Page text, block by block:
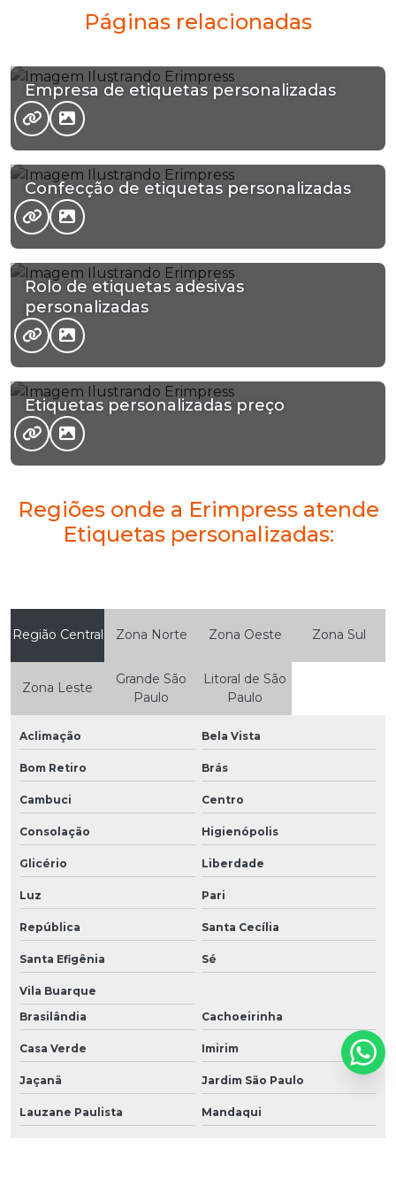
Páginas relacionadas
Empresa de etiquetas personalizadas
Confecção de etiquetas personalizadas
Rolo de etiquetas adesivas
personalizadas
Etiquetas personalizadas preço
Regiões onde a Erimpress atende
Etiquetas personalizadas:
Região Central Zona Norte Zona Oeste Zona Sul
Zona Leste
Grande São
Paulo
Litoral de São
Paulo
Aclimação Bela Vista
Bom Retiro Brás
Cambuci Centro
Consolação Higienópolis
Glicério Liberdade
Luz Pari
República Santa Cecília
Santa Efigênia Sé
Vila Buarque
Brasilândia
Cachoeirinha
Casa Verde Imirim
Jaçanã Jardim São Paulo
Lauzane Paulista Mandaqui